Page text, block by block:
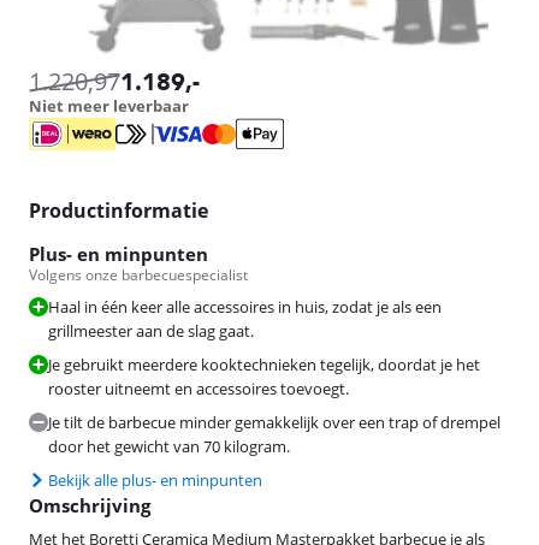
1.220,971.189,-
Niet meer leverbaar
Productinformatie
Plus- en minpunten
Volgens onze barbecuespecialist
Haal in één keer alle accessoires in huis, zodat je als een
grillmeester aan de slag gaat.
Je gebruikt meerdere kooktechnieken tegelijk, doordat je het
rooster uitneemt en accessoires toevoegt.
Je tilt de barbecue minder gemakkelijk over een trap of drempel
door het gewicht van 70 kilogram.
Bekijk alle plus- en minpunten
Omschrijving
Met het Boretti Ceramica Medium Masterpakket barbecue je als